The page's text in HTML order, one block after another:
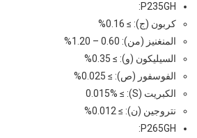
P235GH:
كربون (ج): ≥ 0.16%
المنغنيز (من): 0.60 – 1.20%
السيليكون (و): ≥ 0.35%
الفوسفور (ص): ≥ 0.025%
الكبريت (S): ≥ 0.015%
نتروجين (ن): ≥ 0.012%
P265GH: